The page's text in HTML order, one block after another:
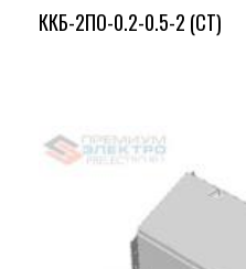
ККБ-2ПО-0.2-0.5-2 (СТ)